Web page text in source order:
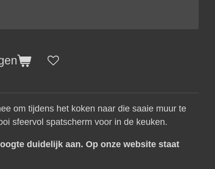
om tijdens het koken naar die saaie muur te
sfeervol spatscherm voor in de keuken.
duidelijk aan. Op onze website staat